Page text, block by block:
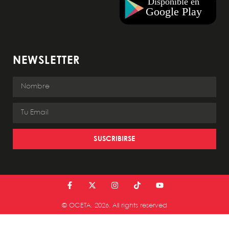
NEWSLETTER
SUSCRIBIRSE
© OCETA. 2026. All rights reserved